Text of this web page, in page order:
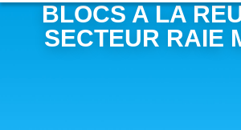
BLOCS A LA
SECTEUR RAIE